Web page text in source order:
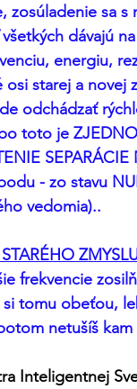
sa s
dávajú
energiu,
starej a novej
odchádzať
toto je
- zo stavu
vedomia)..
frekvencie
tomu obeťou,
netušíš
Inteligentnej